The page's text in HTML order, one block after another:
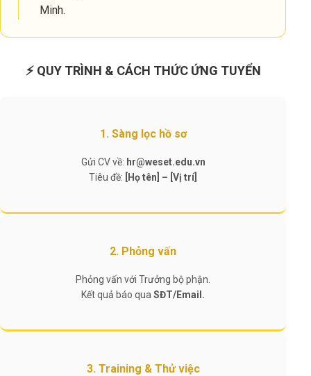
Minh.
⚡ QUY TRÌNH & CÁCH THỨC ỨNG TUYỂN
1. Sàng lọc hồ sơ
Gửi CV về: hr@weset.edu.vn
Tiêu đề: [Họ tên] – [Vị trí]
2. Phỏng vấn
Phỏng vấn với Trưởng bộ phận.
Kết quả báo quaSĐT/Email.
3. Training & Thử việc